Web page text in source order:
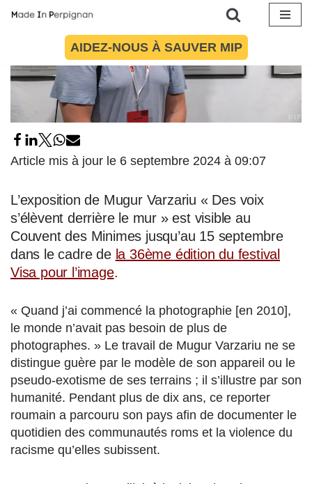
contenu
AIDEZ-NOUS À SAUVER MIP
Article mis à jour le 6 septembre 2024 à 09:07
L’exposition de Mugur Varzariu « Des voix
s’élèvent derrière le mur » est visible au
Couvent des Minimes jusqu’au 15 septembre
dans le cadre de la 36ème édition du festival
Visa pour l’image.
« Quand j’ai commencé la photographie [en 2010],
le monde n’avait pas besoin de plus de
photographes. » Le travail de Mugur Varzariu ne se
distingue guère par le modèle de son appareil ou le
pseudo-exotisme de ses terrains ; il s’illustre par son
humanité. Pendant plus de dix ans, ce reporter
roumain a parcouru son pays afin de documenter le
quotidien des communautés roms et la violence du
racisme qu’elles subissent.